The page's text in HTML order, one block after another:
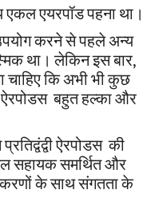
एयरपॉड पहना था।
उपयोग करने से पहले अन्य
था।लेकिन इस बार,
चाहिए कि अभी भी कुछ
ऐरपोडस बहुत हल्का और
ऐरपोडस की
सहायक समर्थित और
के साथ संगतता के